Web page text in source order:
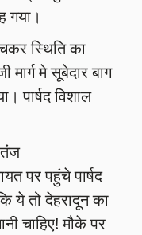
गया।
स्थिति का
मार्ग मे सूबेदार बाग
पार्षद विशाल
तंज
पर पहुंचे पार्षद
ये तो देहरादून का
चाहिए! मौके पर